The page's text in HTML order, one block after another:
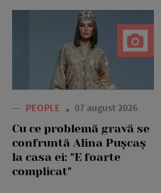
— PEOPLE 07 august 2026
Cu ce problemă gravă se
confruntă Alina Pușcaș
la casa ei: "E foarte
complicat"